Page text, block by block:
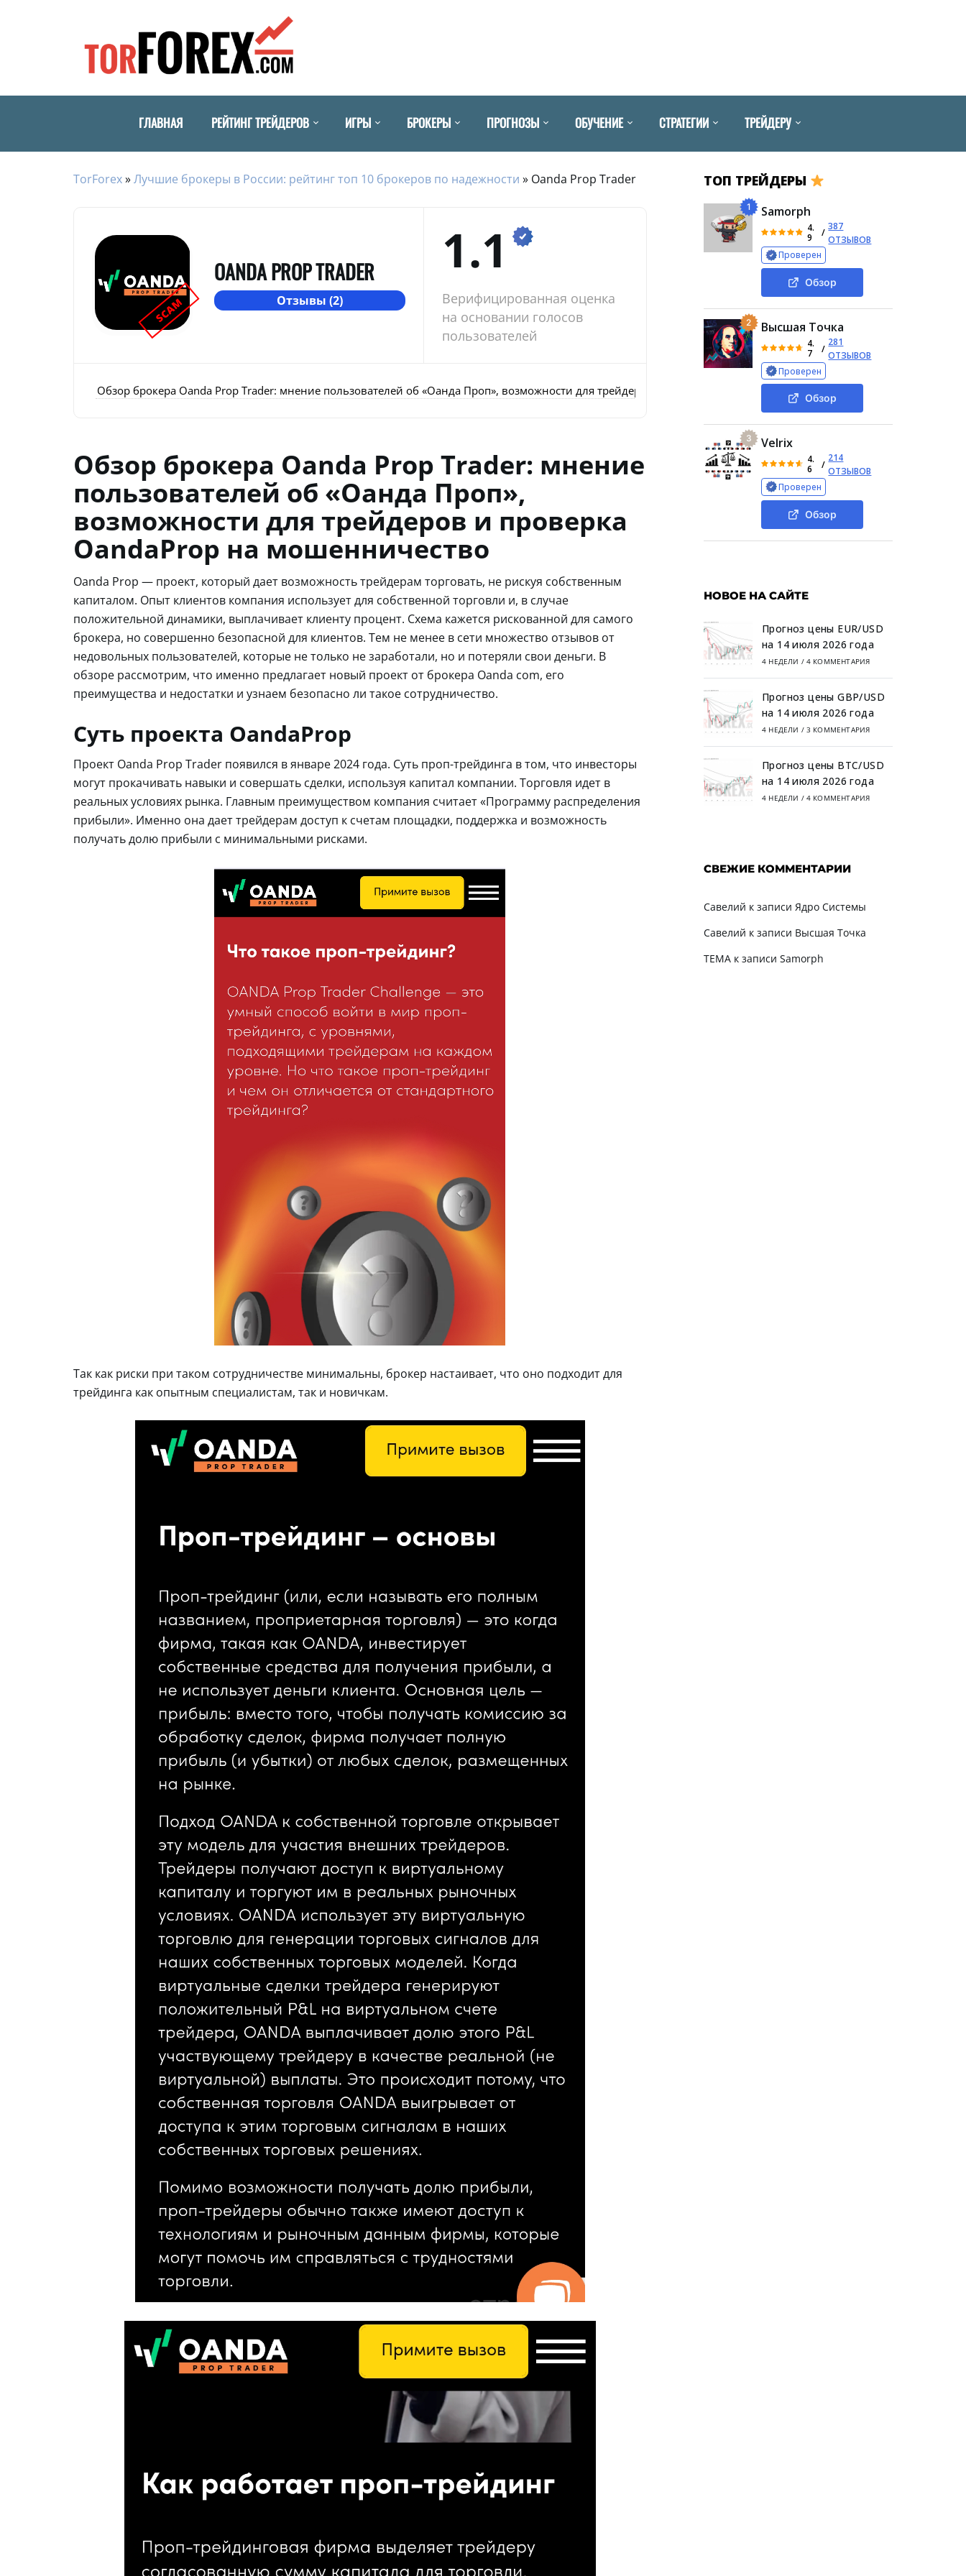
ГЛАВНАЯ РЕЙТИНГ ТРЕЙДЕРОВ ИГРЫ БРОКЕРЫ ПРОГНОЗЫ ОБУЧЕНИЕ СТРАТЕГИИ ТРЕЙДЕРУ
TorForex»Лучшие брокеры в России: рейтинг топ 10 брокеров по надежности » Oanda Prop Trader
SCAM
OANDA PROP TRADER
Отзывы (2)
1.1
Верифицированная оценка
на основании голосов
пользователей
Обзор брокера Oanda Prop Trader: мнение пользователей об «Оанда Проп», возможности для трейдеров и проверка OandaProp на мошенничество
Обзор брокера Oanda Prop Trader: мнение
пользователей об «Оанда Проп»,
возможности для трейдеров и проверка
OandaProp на мошенничество
Oanda Prop — проект, который дает возможность трейдерам торговать, не рискуя собственным
капиталом. Опыт клиентов компания использует для собственной торговли и, в случае
положительной динамики, выплачивает клиенту процент. Схема кажется рискованной для самого
брокера, но совершенно безопасной для клиентов. Тем не менее в сети множество отзывов от
недовольных пользователей, которые не только не заработали, но и потеряли свои деньги. В
обзоре рассмотрим, что именно предлагает новый проект от брокера Oanda com, его
преимущества и недостатки и узнаем безопасно ли такое сотрудничество.
Суть проекта OandaProp
Проект Oanda Prop Trader появился в январе 2024 года. Суть проп-трейдинга в том, что инвесторы
могут прокачивать навыки и совершать сделки, используя капитал компании. Торговля идет в
реальных условиях рынка. Главным преимуществом компания считает «Программу распределения
прибыли». Именно она дает трейдерам доступ к счетам площадки, поддержка и возможность
получать долю прибыли с минимальными рисками.
Так как риски при таком сотрудничестве минимальны, брокер настаивает, что оно подходит для
трейдинга как опытным специалистам, так и новичкам.
ТОП ТРЕЙДЕРЫ
1 Samorph
4.
9
/
387
ОТЗЫВОВ
Проверен
Обзор
2 Высшая Точка
4.
7
/
281
ОТЗЫВОВ
Проверен
Обзор
3 Velrix
4.
6
/
214
ОТЗЫВОВ
Проверен
Обзор
НОВОЕ НА САЙТЕ
Прогноз цены EUR/USD
на 14 июля 2026 года
4 НЕДЕЛИ / 4 КОММЕНТАРИЯ
Прогноз цены GBP/USD
на 14 июля 2026 года
4 НЕДЕЛИ / 3 КОММЕНТАРИЯ
Прогноз цены BTC/USD
на 14 июля 2026 года
4 НЕДЕЛИ / 4 КОММЕНТАРИЯ
СВЕЖИЕ КОММЕНТАРИИ
Савелий к записи Ядро Системы
Савелий к записи Высшая Точка
TEMAк записи Samorph